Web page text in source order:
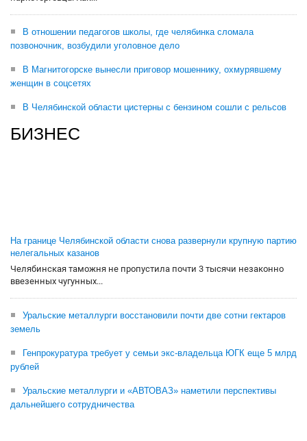
В отношении педагогов школы, где челябинка сломала
позвоночник, возбудили уголовное дело
В Магнитогорске вынесли приговор мошеннику, охмурявшему
женщин в соцсетях
В Челябинской области цистерны с бензином сошли с рельсов
БИЗНЕС
На границе Челябинской области снова развернули крупную партию
нелегальных казанов
Челябинская таможня не пропустила почти 3 тысячи незаконно
ввезенных чугунных...
Уральские металлурги восстановили почти две сотни гектаров
земель
Генпрокуратура требует у семьи экс-владельца ЮГК еще 5 млрд
рублей
Уральские металлурги и «АВТОВАЗ» наметили перспективы
дальнейшего сотрудничества